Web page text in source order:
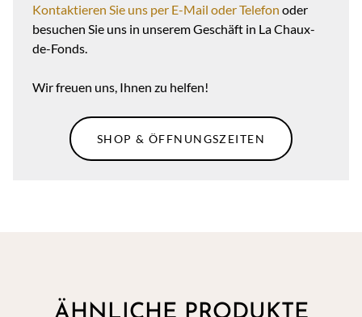
Kontaktieren Sie uns per E-Mail oder Telefon oder
besuchen Sie uns in unserem Geschäft in La Chaux-
de-Fonds.
Wir freuen uns, Ihnen zu helfen!
SHOP & ÖFFNUNGSZEITEN